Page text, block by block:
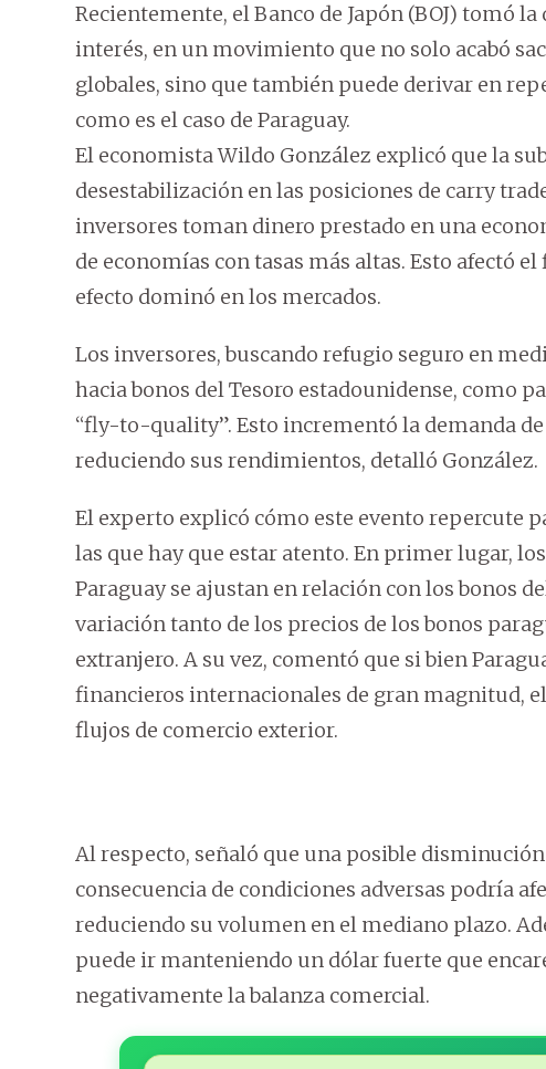
Recientemente, el Banco de Japón (BOJ) tomó
interés, en un movimiento que no solo acabó
globales, sino que también puede derivar en
como es el caso de Paraguay.
El economista Wildo González explicó que la
desestabilización en las posiciones de carry
inversores toman dinero prestado en una
de economías con tasas más altas. Esto afectó
efecto dominó en los mercados.
Los inversores, buscando refugio seguro en
hacia bonos del Tesoro estadounidense, como
“fly-to-quality”. Esto incrementó la demanda
reduciendo sus rendimientos, detalló González.
El experto explicó cómo este evento repercute
las que hay que estar atento. En primer lugar,
Paraguay se ajustan en relación con los bonos
variación tanto de los precios de los bonos
extranjero. A su vez, comentó que si bien
financieros internacionales de gran magnitud,
flujos de comercio exterior.
Al respecto, señaló que una posible
consecuencia de condiciones adversas podría
reduciendo su volumen en el mediano plazo.
puede ir manteniendo un dólar fuerte que
negativamente la balanza comercial.